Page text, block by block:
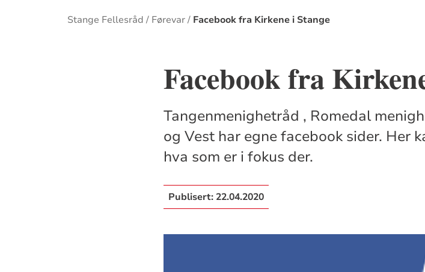
Brødsmulesti
Stange Fellesråd Førevar Facebook fra Kirkene i Stange
Facebook fra
Tangenmenighetråd , Romedal
og Vest har egne facebook sider. Her
hva som er i fokus der.
Publisert: 22.04.2020